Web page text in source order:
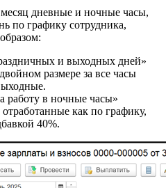
дневные и ночные часы,
по графику сотрудника,
и выходных дней»
размере за все часы
работу в ночные часы»
как по графику,
40%.